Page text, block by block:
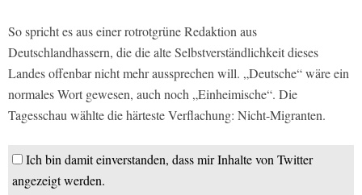
So spricht es aus einer rotrotgrüne Redaktion aus
Deutschlandhassern, die die alte Selbstverständlichkeit dieses
Landes offenbar nicht mehr aussprechen will. „Deutsche“ wäre ein
normales Wort gewesen, auch noch „Einheimische“. Die
Tagesschau wählte die härteste Verflachung: Nicht-Migranten.
Ich bin damit einverstanden, dass mir Inhalte von Twitter
angezeigt werden.